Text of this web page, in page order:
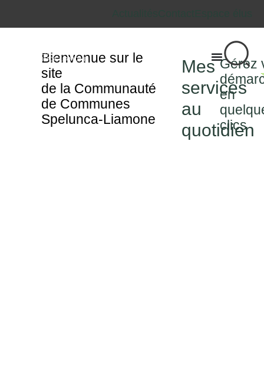
Bienvenue sur le
site
de la Communauté
de Communes
Spelunca-Liamone
Mes
services
au
quotidien
Gérez
en
clics